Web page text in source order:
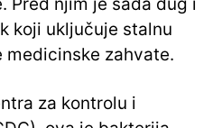
Pred njim je sada dug i
koji uključuje stalnu
medicinske zahvate.
za kontrolu i